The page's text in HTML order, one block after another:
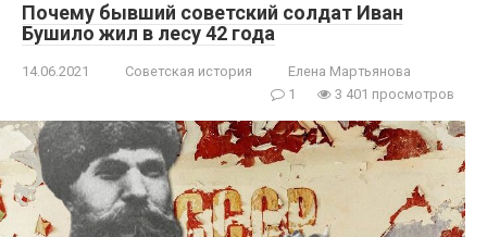
Почему бывший советский солдат Иван
Бушило жил в лесу 42 года
14.06.2021 Советская история
Елена Мартьянова
1
3 401 просмотров